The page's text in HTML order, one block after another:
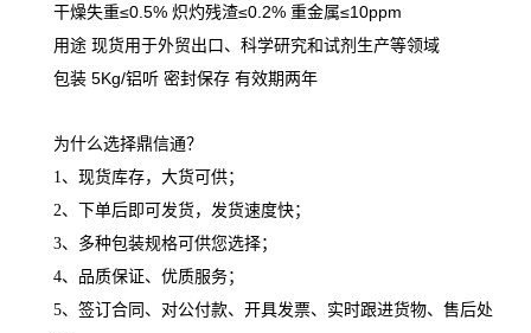
干燥失重≤0.5% 炽灼残渣≤0.2% 重金属≤10ppm
用途 现货用于外贸出口、科学研究和试剂生产等领域
包装 5Kg/铝听 密封保存 有效期两年
为什么选择鼎信通？
1、现货库存，大货可供；
2、下单后即可发货，发货速度快；
3、多种包装规格可供您选择；
4、品质保证、优质服务；
5、签订合同、对公付款、开具发票、实时跟进货物、售后处